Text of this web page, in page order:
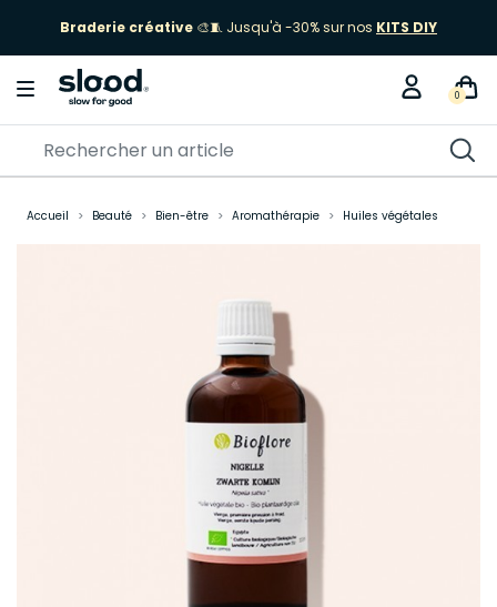
Braderie créative 🎨🧵 Jusqu'à -30% sur nos KITS DIY
0
Accueil Beauté Bien-être Aromathérapie Huiles végétales